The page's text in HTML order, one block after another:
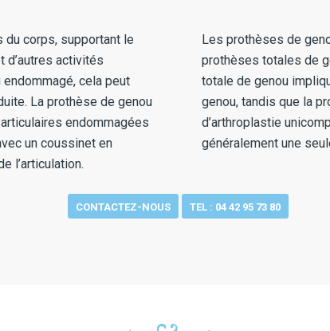
corps, supportant le
d’autres activités
cela peut
La prothèse de genou
endommagées
un coussinet en
l’articulation.
Les prothèses de
prothèses totales de
totale de genou
genou, tandis que la
d’arthroplastie
généralement une
CONTACTEZ-NOUS TEL : 04 42 95 73 80